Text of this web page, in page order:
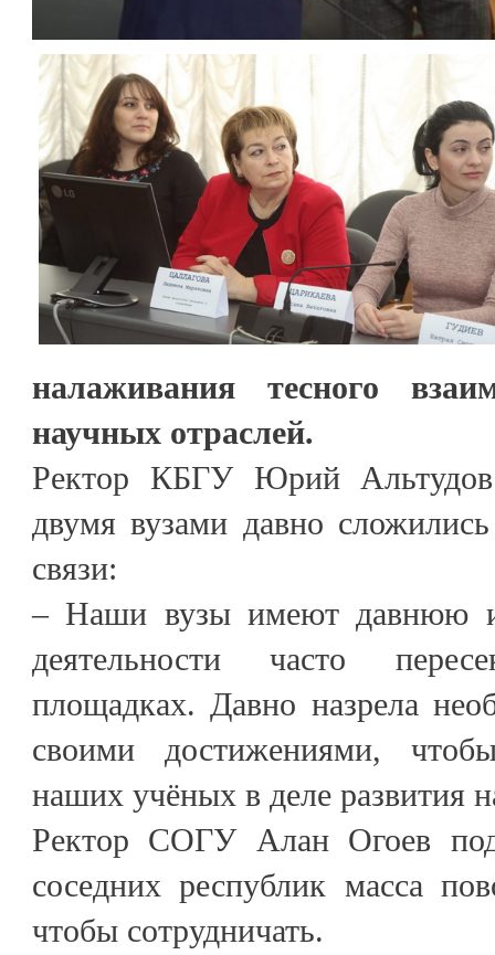
налаживания тесного
научных отраслей.
Ректор КБГУ Юрий
двумя вузами давно
связи:
– Наши вузы имеют давнюю
деятельности часто
площадках. Давно назрела
своими достижениями,
наших учёных в деле развития
Ректор СОГУ Алан Огоев
соседних республик масса
чтобы сотрудничать.